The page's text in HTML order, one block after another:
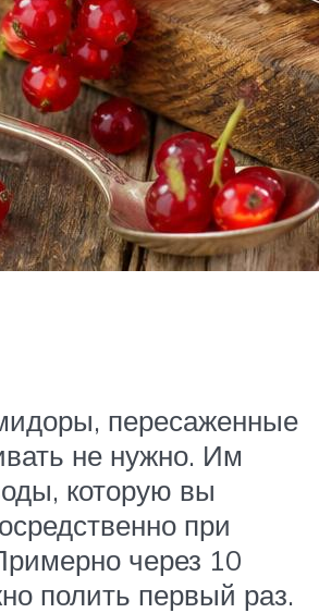
пересаженные
не нужно. Им
которую вы
при
через 10
полить первый раз.